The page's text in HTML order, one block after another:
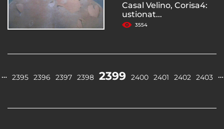
Casal Velino, Corisa4:
ustionat...
3554
… 2395 2396 2397 2398 2399 2400 2401 2402 2403 …